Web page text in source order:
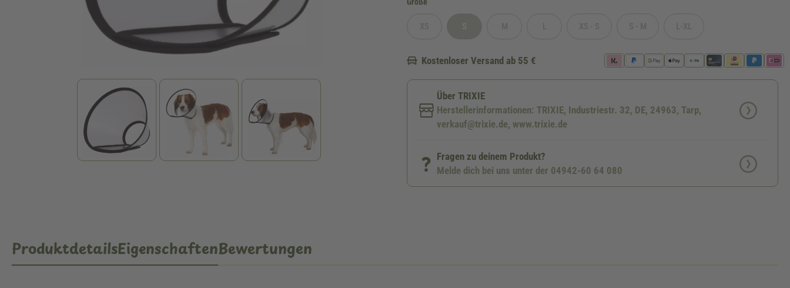
Kostenloser Versand ab 55 €
Über TRIXIE
Herstellerinformationen: TRIXIE, Industriestr. 32, DE, 24963, Tarp,
verkauf@trixie.de, www.trixie.de
Fragen zu deinem Produkt?
Melde dich bei uns unter der 04942-60 64 080
ProduktdetailsEigenschaftenBewertungen